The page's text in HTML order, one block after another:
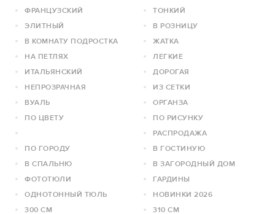
ФРАНЦУЗСКИЙ
ТОНКИЙ
ЭЛИТНЫЙ
В РОЗНИЦУ
В КОМНАТУ ПОДРОСТКА
ЖАТКА
НА ПЕТЛЯХ
ЛЕГКИЕ
ИТАЛЬЯНСКИЙ
ДОРОГАЯ
НЕПРОЗРАЧНАЯ
ИЗ СЕТКИ
ВУАЛЬ
ОРГАНЗА
ПО ЦВЕТУ
ПО РИСУНКУ
РАСПРОДАЖА
ПО ГОРОДУ
В ГОСТИНУЮ
В СПАЛЬНЮ
В ЗАГОРОДНЫЙ ДОМ
ФОТОТЮЛИ
ГАРДИНЫ
ОДНОТОННЫЙ ТЮЛЬ
НОВИНКИ 2026
300 СМ
310 СМ